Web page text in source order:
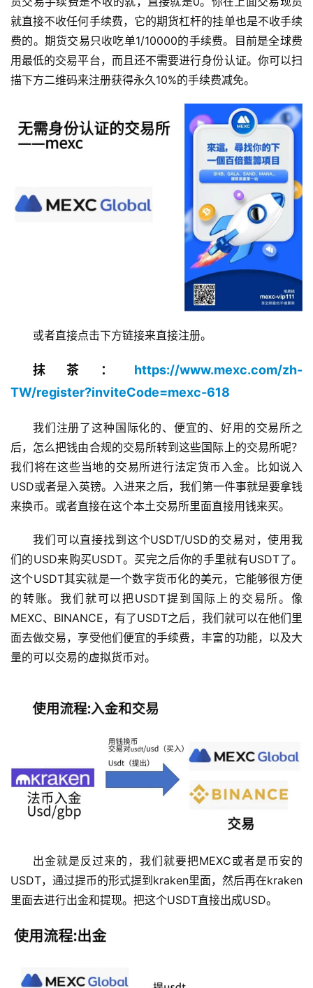
就直接不收任何手续费，它的期货杠杆的挂单也是不收手续
费的。期货交易只收吃单1/10000的手续费。目前是全球费
用最低的交易平台，而且还不需要进行身份认证。你可以扫
描下方二维码来注册获得永久10%的手续费减免。
或者直接点击下方链接来直接注册。
抹茶： https://www.mexc.com/zh-
TW/register?inviteCode=mexc-618
我们注册了这种国际化的、便宜的、好用的交易所之
后，怎么把钱由合规的交易所转到这些国际上的交易所呢？
我们将在这些当地的交易所进行法定货币入金。比如说入
USD或者是入英镑。入进来之后，我们第一件事就是要拿钱
来换币。或者直接在这个本土交易所里面直接用钱来买。
我们可以直接找到这个USDT/USD的交易对，使用我
们的USD来购买USDT。买完之后你的手里就有USDT了。
这个USDT其实就是一个数字货币化的美元，它能够很方便
的转账。我们就可以把USDT提到国际上的交易所。像
MEXC、BINANCE，有了USDT之后，我们就可以在他们里
面去做交易，享受他们便宜的手续费，丰富的功能，以及大
量的可以交易的虚拟货币对。
出金就是反过来的，我们就要把MEXC或者是币安的
USDT，通过提币的形式提到kraken里面，然后再在kraken
里面去进行出金和提现。把这个USDT直接出成USD。